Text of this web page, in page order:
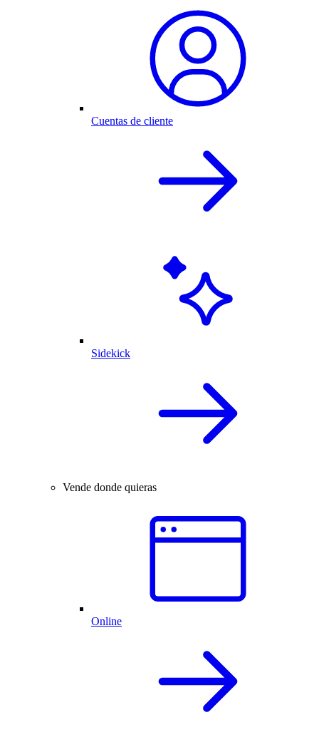
Cuentas de cliente
Sidekick
Vende donde quieras
Online